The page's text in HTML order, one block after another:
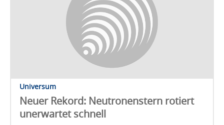
Universum
Neuer Rekord: Neutronenstern rotiert
unerwartet schnell